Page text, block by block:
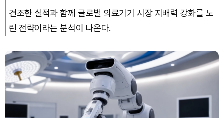
Dogecoin (DOGE) ₩97.75(-2.18%)
견조한 실적과 함께 글로벌 의료기기 시장 지배력 강화를 노
린 전략이라는 분석이 나온다.